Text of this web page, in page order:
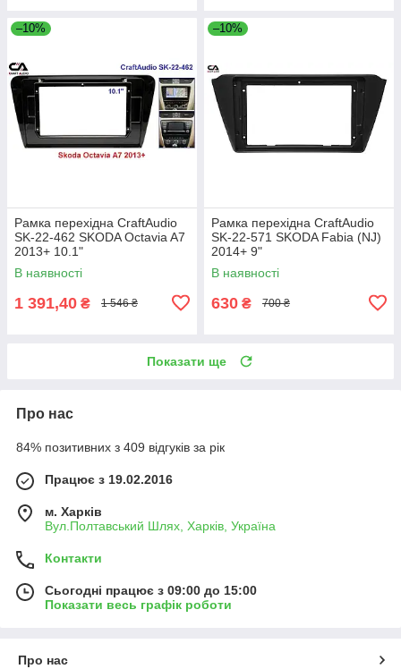
–10%
Рамка перехідна CraftAudio
SK-22-462 SKODA Octavia A7
2013+ 10.1"
В наявності
1 391,40 ₴ 1 546 ₴
–10%
Рамка перехідна CraftAudio
SK-22-571 SKODA Fabia (NJ)
2014+ 9"
В наявності
630 ₴ 700 ₴
Показати ще
Про нас
84% позитивних з 409 відгуків за рік
Працює з 19.02.2016
м. Харків
Вул.Полтавський Шлях, Харків, Україна
Контакти
Сьогодні працює з 09:00 до 15:00
Показати весь графік роботи
Про нас